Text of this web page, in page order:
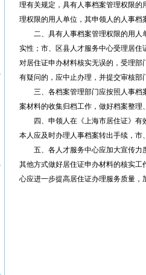
理有关规定，具有人事档案管理权限
理权限的用人单位，其申领人的人事档
二、具有人事档案管理权限的用人
实性；市、区县人才服务中心受理居住
对居住证申办材料核实无误的，受理
有疑问的，应中止办理，并提交审核部
三、各档案管理部门应按照人事档
案材料的收集归档工作，做好档案整理
四、申领人在《上海市居住证》有
本人应及时办理人事档案转出手续，市
五、各人才服务中心应加大宣传力
其他方式做好居住证申办材料的核实
心应进一步提高居住证办理服务质量，